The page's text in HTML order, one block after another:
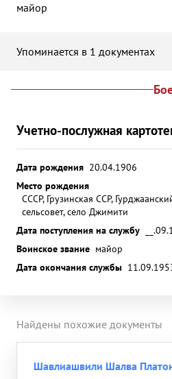
майор
Упоминается в 1 документах
Учетно-послужная
Дата рождения 20.04.1906
Место рождения
СССР, Грузинская ССР,
сельсовет, село Джимити
Дата поступления на службу
Воинское звание майор
Дата окончания службы
Найдены похожие документы
Шавлиашвили Шалва